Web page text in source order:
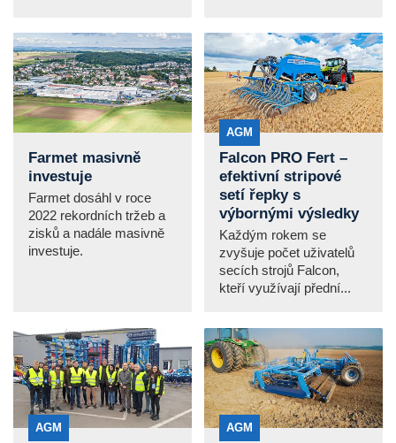
Farmet masivně
investuje
Farmet dosáhl v roce
2022 rekordních tržeb a
zisků a nadále masivně
investuje.
AGM
Falcon PRO Fert –
efektivní stripové
setí řepky s
výbornými výsledky
Každým rokem se
zvyšuje počet uživatelů
secích strojů Falcon,
kteří využívají přední...
AGM AGM